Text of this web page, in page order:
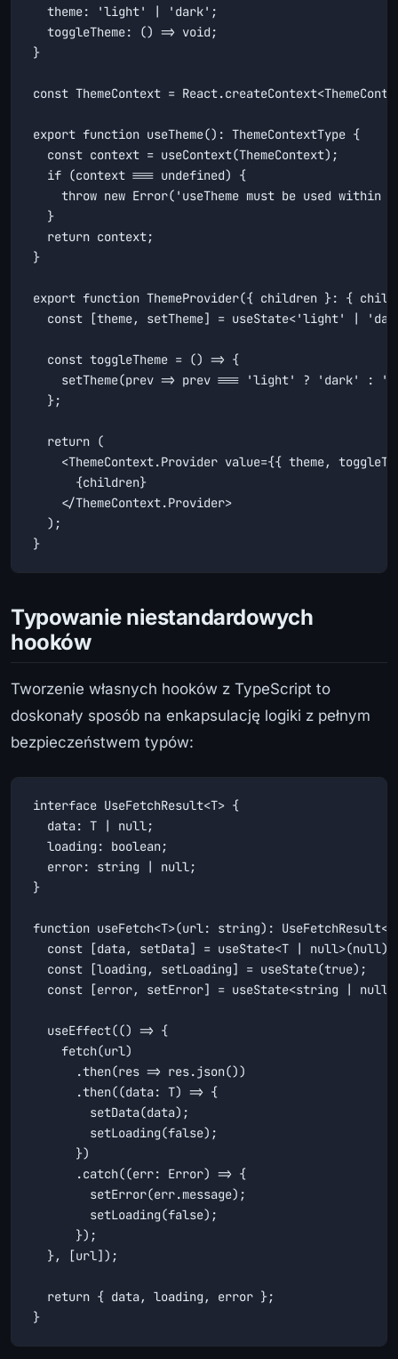
  theme: 'light' | 'dark';
  toggleTheme: () => void;
}
const ThemeContext =
export function useTheme(): ThemeContextType {
  const context = useContext(ThemeContext);
  if (context === undefined) {
throw new Error('useTheme must be used within
  }
  return context;
}
export function ThemeProvider({ children }: {
const [theme, setTheme] = useState<'light' |
  const toggleTheme = () => {
setTheme(prev => prev === 'light' ? 'dark' :
  };
  return (
<ThemeContext.Provider value={{ theme,
      {children}
    </ThemeContext.Provider>
  );
}
Typowanie niestandardowych
hooków
Tworzenie własnych hooków z TypeScript to
doskonały sposób na enkapsulację logiki z pełnym
bezpieczeństwem typów:
interface UseFetchResult<T> {
  data: T | null;
  loading: boolean;
  error: string | null;
}
function useFetch<T>(url: string):
  const [data, setData] = useState<T | null>(null);
  const [loading, setLoading] = useState(true);
const [error, setError] = useState<string |
  useEffect(() => {
    fetch(url)
      .then(res => res.json())
      .then((data: T) => {
        setData(data);
        setLoading(false);
      })
      .catch((err: Error) => {
        setError(err.message);
        setLoading(false);
      });
  }, [url]);
  return { data, loading, error };
}